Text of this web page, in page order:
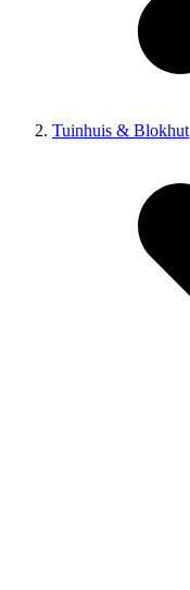
Tuinhuis & Blokhut